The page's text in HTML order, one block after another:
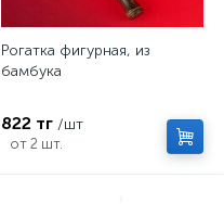
Рогатка фигурная, из
бамбука
822 тг /шт
от 2 шт.